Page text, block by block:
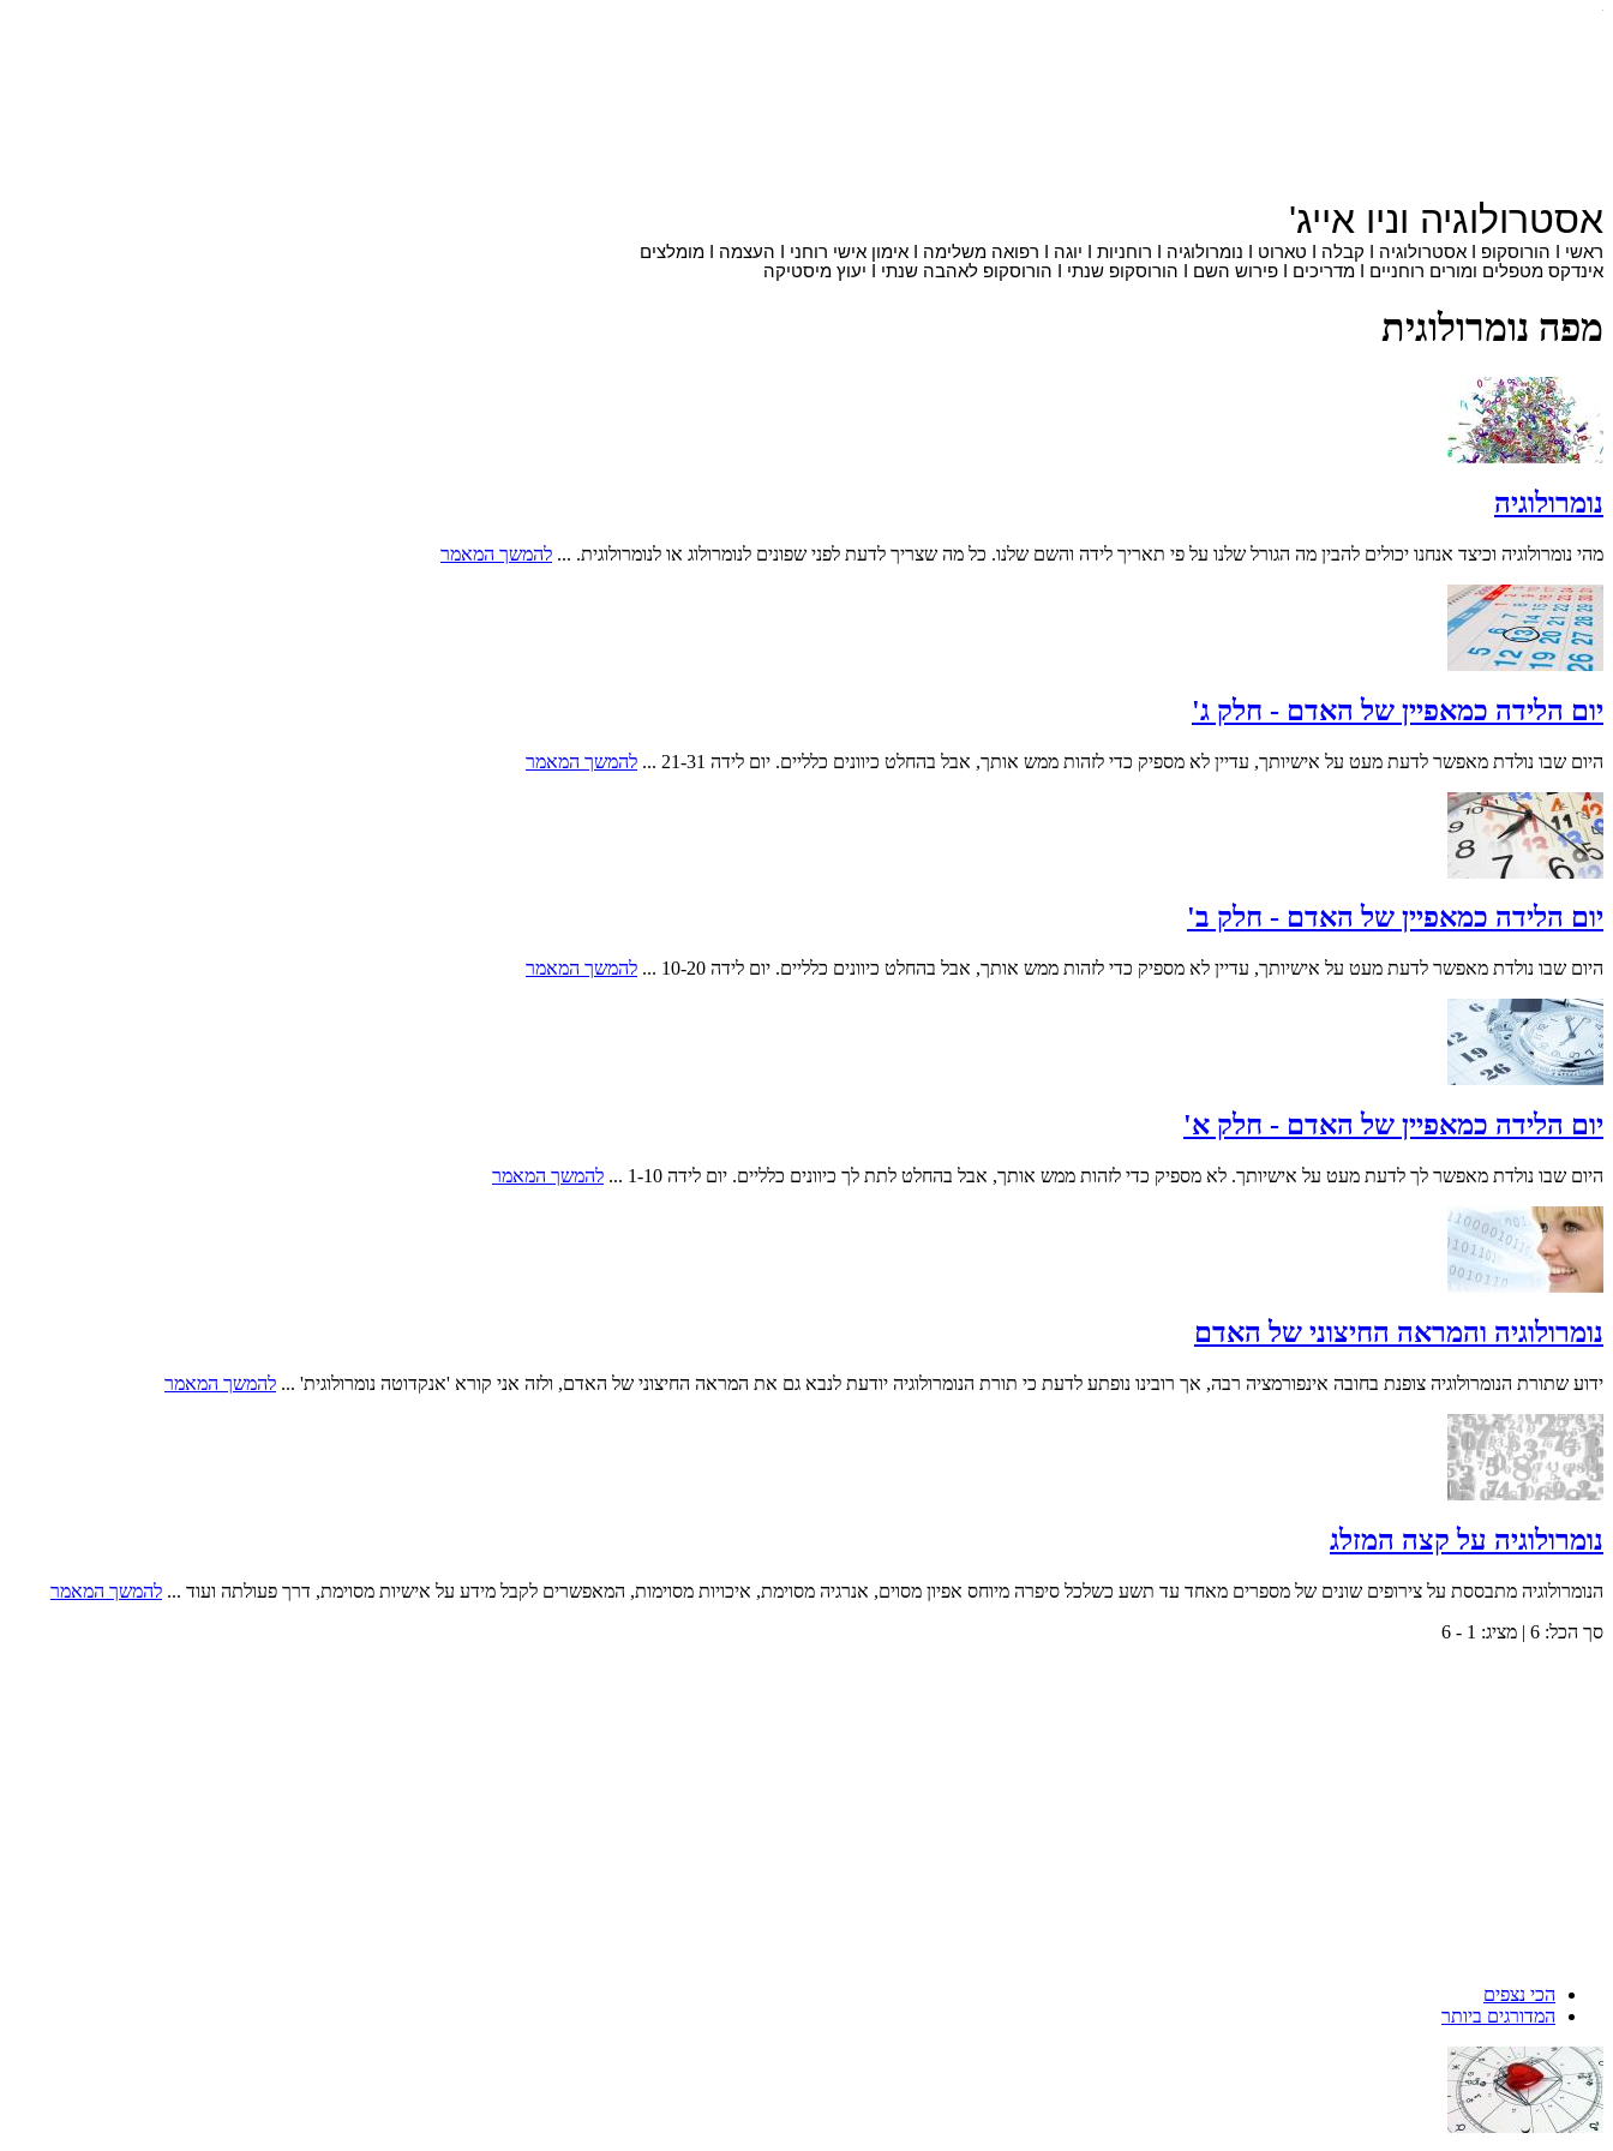
אסטרולוגיה וניו אייג'
ראשי הורוסקופ אסטרולוגיה קבלה טארוט נומרולוגיה רוחניות יוגה רפואה משלימה אימון אישי רוחני העצמה
מומלצים
אינדקס מטפלים ומורים רוחניים
מדריכים פירוש השם הורוסקופ שנתי הורוסקופ לאהבה שנתי יעוץ מיסטיקה
מפה נומרולוגית
נומרולוגיה
מהי נומרולוגיה וכיצד אנחנו יכולים להבין מה הגורל שלנו על פי תאריך לידה והשם שלנו. כל מה שצריך לדעת לפני שפונים לנומרולוג או לנומרולוגית. ... להמשך המאמר
יום הלידה כמאפיין של האדם - חלק ג'
היום שבו נולדת מאפשר לדעת מעט על אישיותך, עדיין לא מספיק כדי לזהות ממש אותך, אבל בהחלט כיוונים כלליים. יום לידה 21-31 ... להמשך המאמר
יום הלידה כמאפיין של האדם - חלק ב'
היום שבו נולדת מאפשר לדעת מעט על אישיותך, עדיין לא מספיק כדי לזהות ממש אותך, אבל בהחלט כיוונים כלליים. יום לידה 10-20 ... להמשך המאמר
יום הלידה כמאפיין של האדם - חלק א'
היום שבו נולדת מאפשר לך לדעת מעט על אישיותך. לא מספיק כדי לזהות ממש אותך, אבל בהחלט לתת לך כיוונים כלליים. יום לידה 1-10 ... להמשך המאמר
נומרולוגיה והמראה החיצוני של האדם
ידוע שתורת הנומרולוגיה צופנת בחובה אינפורמציה רבה, אך רובינו נופתע לדעת כי תורת הנומרולוגיה יודעת לנבא גם את המראה החיצוני של האדם, ולזה אני קורא 'אנקדוטה נומרולוגית' ... להמשך המאמר
נומרולוגיה על קצה המזלג
הנומרולוגיה מתבססת על צירופים שונים של מספרים מאחד עד תשע כשלכל סיפרה מיוחס אפיון מסוים, אנרגיה מסוימת, איכויות מסוימות, המאפשרים לקבל מידע על אישיות מסוימת, דרך פעולתה ועוד ... להמשך המאמר
סך הכל: 6 | מציג: 1 - 6
הכי נצפים
המדורגים ביותר